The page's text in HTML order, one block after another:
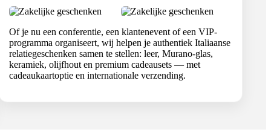
Of je nu een conferentie, een klantenevent of een VIP-
programma organiseert, wij helpen je authentiek Italiaanse
relatiegeschenken samen te stellen: leer, Murano-glas,
keramiek, olijfhout en premium cadeausets — met
cadeaukaartoptie en internationale verzending.